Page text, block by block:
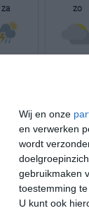
Wij en onze
en verwerken
wordt
gebruikmaken
toestemming
U kunt ook
za zo
18:00
18:00